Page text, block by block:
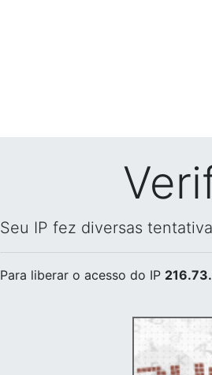
Seu IP fez diversas
Para liberar o acesso do IP